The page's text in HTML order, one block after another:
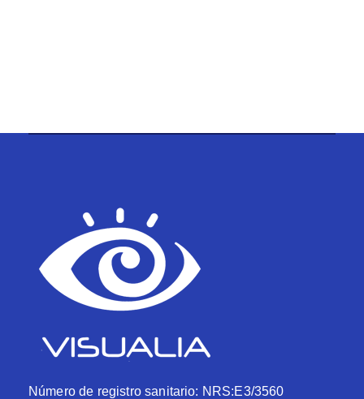
Número de registro sanitario: NRS:E3/3560